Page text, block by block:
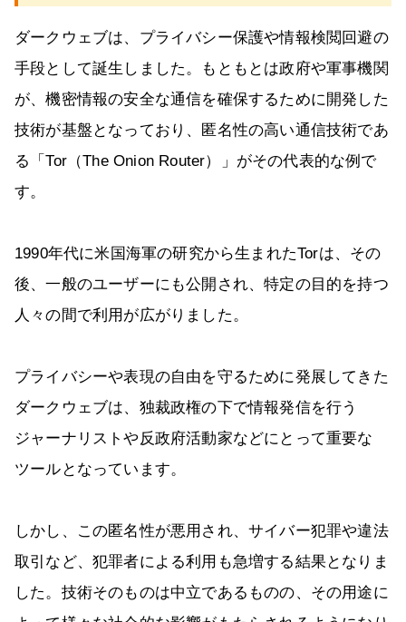
ダークウェブは、プライバシー保護や情報検閲回避の
手段として誕生しました。もともとは政府や軍事機関
が、機密情報の安全な通信を確保するために開発した
技術が基盤となっており、匿名性の高い通信技術であ
る「Tor（The Onion Router）」がその代表的な例で
す。
1990年代に米国海軍の研究から生まれたTorは、その
後、一般のユーザーにも公開され、特定の目的を持つ
人々の間で利用が広がりました。
プライバシーや表現の自由を守るために発展してきた
ダークウェブは、独裁政権の下で情報発信を行う
ジャーナリストや反政府活動家などにとって重要な
ツールとなっています。
しかし、この匿名性が悪用され、サイバー犯罪や違法
取引など、犯罪者による利用も急増する結果となりま
した。技術そのものは中立であるものの、その用途に